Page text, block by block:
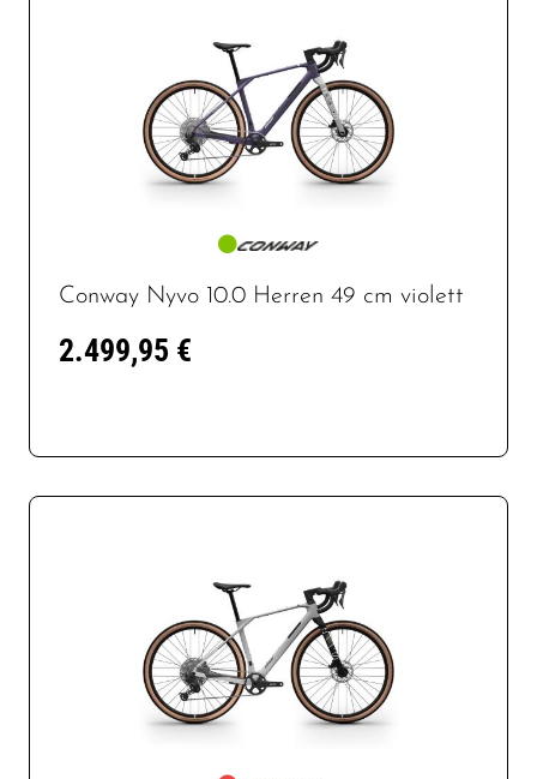
Conway Nyvo 10.0 Herren 49 cm violett
2.499,95 €